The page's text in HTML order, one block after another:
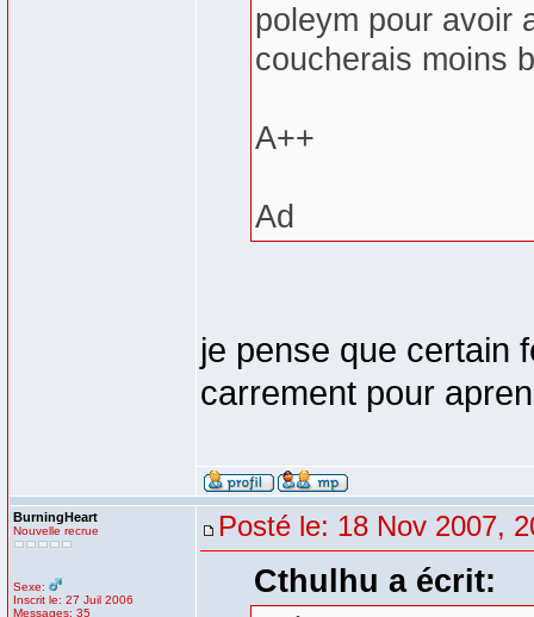
poleym pour avoir
coucherais moins
A++
Ad
je pense que certain
carrement pour
BurningHeart
Nouvelle recrue
Sexe:
Inscrit le: 27 Juil 2006
Messages: 35
Posté le: 18 Nov 2007,
Cthulhu a écrit: